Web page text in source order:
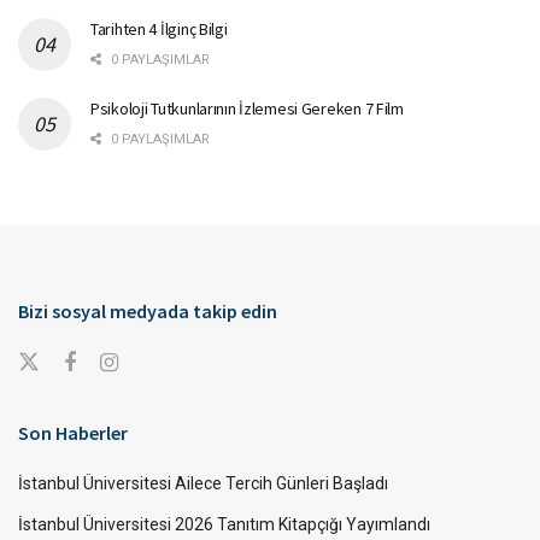
Tarihten 4 İlginç Bilgi
0 PAYLAŞIMLAR
Psikoloji Tutkunlarının İzlemesi Gereken 7 Film
0 PAYLAŞIMLAR
Bizi sosyal medyada takip edin
Son Haberler
İstanbul Üniversitesi Ailece Tercih Günleri Başladı
İstanbul Üniversitesi 2026 Tanıtım Kitapçığı Yayımlandı